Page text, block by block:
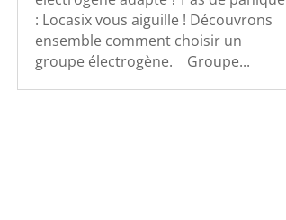
: Locasix vous aiguille ! Découvrons
ensemble comment choisir un
groupe électrogène. Groupe...